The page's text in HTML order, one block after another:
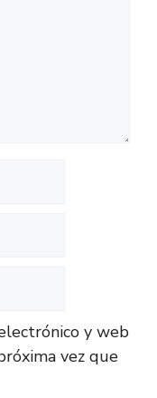
y web
vez que